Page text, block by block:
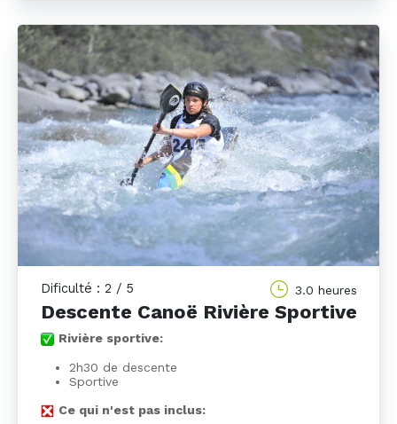
Dificulté : 2 / 5 3.0 heures
Descente Canoë Rivière Sportive
Rivière sportive:
2h30 de descente
Sportive
Ce qui n'est pas inclus: